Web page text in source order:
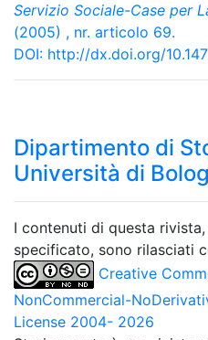
Servizio Sociale-Case per
(2005) , nr. articolo 69.
DOI: http://dx.doi.org/
Dipartimento di
Università di
I contenuti di questa
specificato, sono rilasciati
Creative
NonCommercial-
License 2004- 2026